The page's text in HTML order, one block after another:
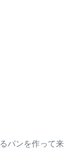
パンを作って来